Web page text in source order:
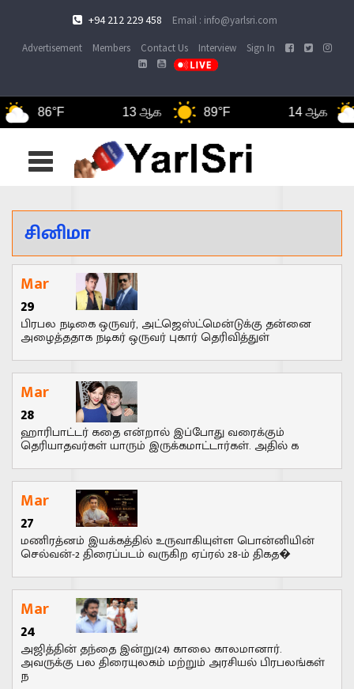
+94 212 229 458 Email : info@yarlsri.com
Advertisement Members Contact Us Interview Sign In
86°F 13 ஆக 89°F 14 ஆக
Toggle
navigation
சினிமா
Mar
29
பிரபல நடிகை ஒருவர், அட்ஜெஸ்ட்மென்டுக்கு தன்னை
அழைத்ததாக நடிகர் ஒருவர் புகார் தெரிவித்துள்
Mar
28
ஹாரிபாட்டர் கதை என்றால் இப்போது வரைக்கும்
தெரியாதவர்கள் யாரும் இருக்கமாட்டார்கள். அதில் க
Mar
27
மணிரத்னம் இயக்கத்தில் உருவாகியுள்ள பொன்னியின்
செல்வன்-2 திரைப்படம் வருகிற ஏப்ரல் 28-ம் திகத�
Mar
24
அஜித்தின் தந்தை இன்று(24) காலை காலமானார்.
அவருக்கு பல திரையுலகம் மற்றும் அரசியல் பிரபலங்கள்
ந